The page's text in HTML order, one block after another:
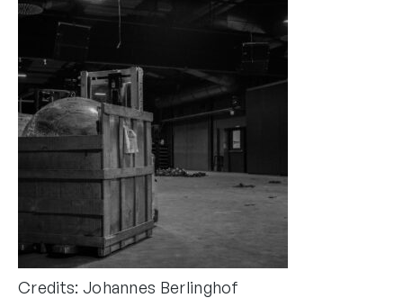
Credits: Johannes Berlinghof